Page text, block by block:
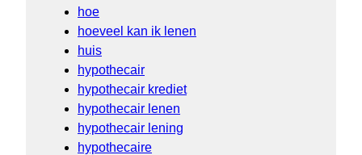
hoe
hoeveel kan ik lenen
huis
hypothecair
hypothecair krediet
hypothecair lenen
hypothecair lening
hypothecaire